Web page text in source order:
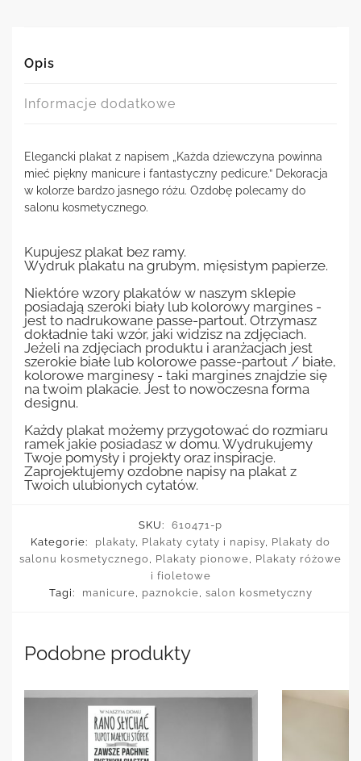
Opis
Informacje dodatkowe
Elegancki plakat z napisem „Każda dziewczyna powinna
mieć piękny manicure i fantastyczny pedicure.” Dekoracja
w kolorze bardzo jasnego różu. Ozdobę polecamy do
salonu kosmetycznego.
Kupujesz plakat bez ramy.
Wydruk plakatu na grubym, mięsistym papierze.
Niektóre wzory plakatów w naszym sklepie
posiadają szeroki biały lub kolorowy margines -
jest to nadrukowane passe-partout. Otrzymasz
dokładnie taki wzór, jaki widzisz na zdjęciach.
Jeżeli na zdjęciach produktu i aranżacjach jest
szerokie białe lub kolorowe passe-partout / białe,
kolorowe marginesy - taki margines znajdzie się
na twoim plakacie. Jest to nowoczesna forma
designu.
Każdy plakat możemy przygotować do rozmiaru
ramek jakie posiadasz w domu. Wydrukujemy
Twoje pomysły i projekty oraz inspiracje.
Zaprojektujemy ozdobne napisy na plakat z
Twoich ulubionych cytatów.
SKU:
610471-p
Kategorie:
plakaty Plakaty cytaty i napisy Plakaty do
salonu kosmetycznego
Plakaty pionowe
Plakaty różowe
i fioletowe
Tagi:
manicure paznokcie salon kosmetyczny
Podobne produkty